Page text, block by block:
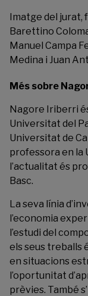
Imatge del jurat,
Barettino
Manuel Campa
Medina i Juan
Més sobre
Nagore Iriberri
Universitat del
Universitat de
professora en la
l’actualitat és
Basc.
La seva línia
l’economia
l’estudi del
els seus treballs
en situacions
l’oportunitat
prèvies. També